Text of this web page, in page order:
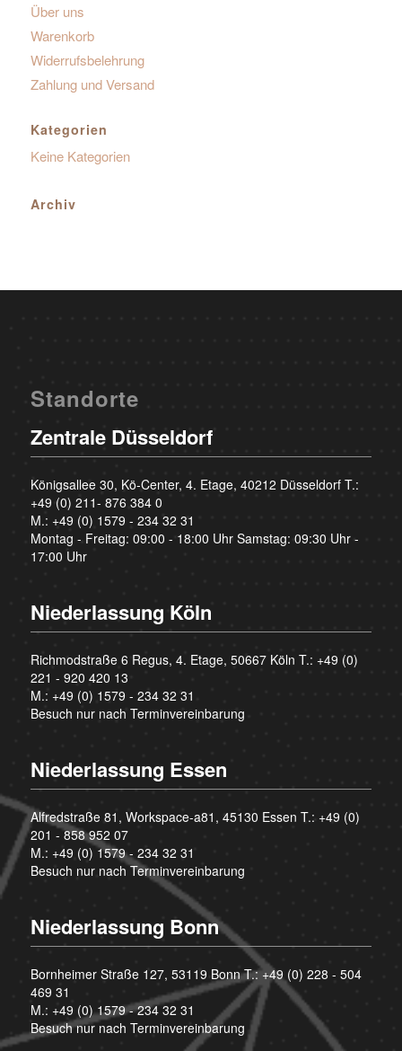
Über uns
Warenkorb
Widerrufsbelehrung
Zahlung und Versand
Kategorien
Keine Kategorien
Archiv
Standorte
Zentrale Düsseldorf
Königsallee 30, Kö-Center, 4. Etage, 40212 Düsseldorf T.:
+49 (0) 211- 876 384 0
M.: +49 (0) 1579 - 234 32 31
Montag - Freitag: 09:00 - 18:00 Uhr Samstag: 09:30 Uhr -
17:00 Uhr
Niederlassung Köln
Richmodstraße 6 Regus, 4. Etage, 50667 Köln T.: +49 (0)
221 - 920 420 13
M.: +49 (0) 1579 - 234 32 31
Besuch nur nach Terminvereinbarung
Niederlassung Essen
Alfredstraße 81, Workspace-a81, 45130 Essen T.: +49 (0)
201 - 858 952 07
M.: +49 (0) 1579 - 234 32 31
Besuch nur nach Terminvereinbarung
Niederlassung Bonn
Bornheimer Straße 127, 53119 Bonn T.:+49 (0) 228 - 504
469 31
M.: +49 (0) 1579 - 234 32 31
Besuch nur nach Terminvereinbarung